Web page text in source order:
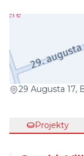
29 Augusta 17,
(External link)
Projekty